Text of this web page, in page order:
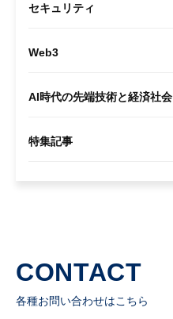
セキュリティ
Web3
AI時代の先端技術と経済社会
特集記事
CONTACT
各種お問い合わせはこちら